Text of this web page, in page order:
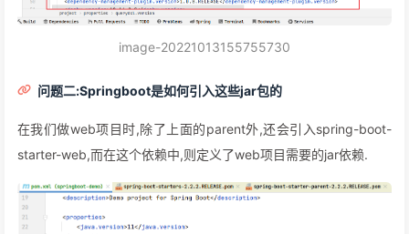
image-20221013155755730
问题二:Springboot是如何引入这些jar包的
在我们做web项目时,除了上面的parent外,还会引入spring-boot-
starter-web,而在这个依赖中,则定义了web项目需要的jar依赖.